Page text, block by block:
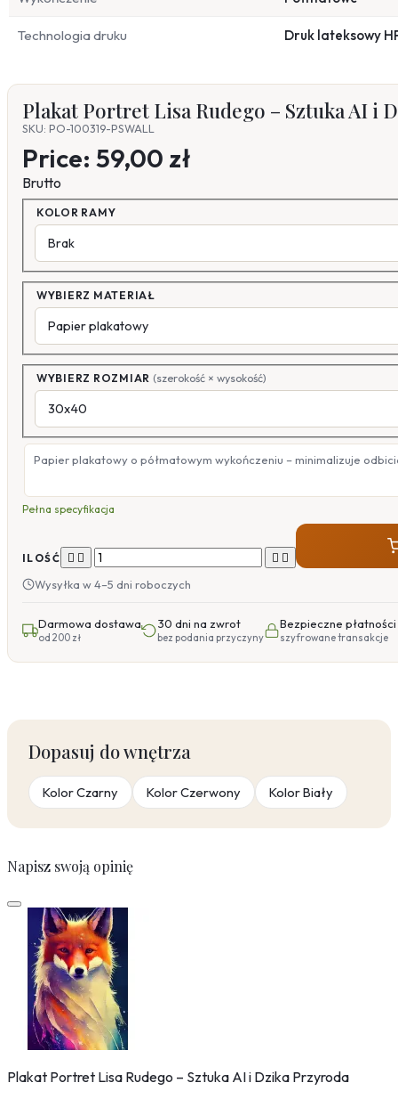
Technologia druku Druk lateksowy
Plakat Portret Lisa Rudego – Sztuka AI i
SKU: PO-100319-PSWALL
Price: 59,00 zł
Brutto
KOLOR RAMY
WYBIERZ MATERIAŁ
WYBIERZ ROZMIAR (szerokość × wysokość)
Papier plakatowy o półmatowym wykończeniu – minimalizuje
Pełna specyfikacja
ILOŚĆ    
Wysyłka w 4–5 dni roboczych
Darmowa dostawa
od 200 zł
30 dni na zwrot
bez podania przyczyny
Bezpieczne płatności
szyfrowane transakcje
Dopasuj do wnętrza
Kolor Czarny Kolor Czerwony Kolor Biały
Napisz swoją opinię
Plakat Portret Lisa Rudego – Sztuka AI i Dzika Przyroda